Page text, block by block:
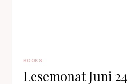
BOOKS
Lesemonat Juni 24